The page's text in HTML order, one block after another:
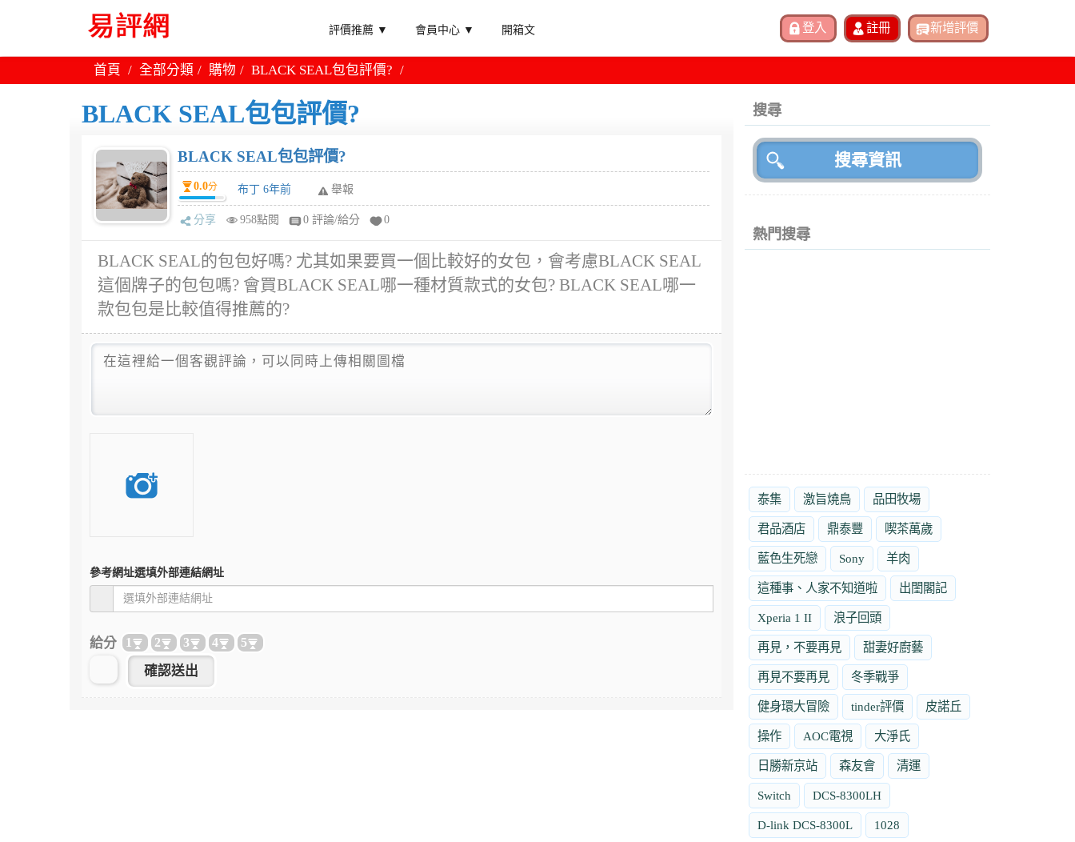
評價推薦 ▼ 會員中心 ▼ 開箱文
首頁 全部分類 購物 BLACK SEAL包包評價?
BLACK SEAL包包評價?
BLACK SEAL包包評價?
0.0分 布丁 6年前 舉報
分享 958點閱 0 評論/給分 0
BLACK SEAL的包包好嗎? 尤其如果要買一個比較好的女包，會考慮BLACK SEAL
這個牌子的包包嗎? 會買BLACK SEAL哪一種材質款式的女包? BLACK SEAL哪一
款包包是比較值得推薦的?
參考網址選填外部連結網址
給分 1 2 3 4 5
搜尋
熱門搜尋
泰集 激旨燒鳥 品田牧場
君品酒店 鼎泰豐 喫茶萬歲
藍色生死戀 Sony 羊肉
這種事、人家不知道啦 出閨閣記
Xperia 1 II 浪子回頭
再見，不要再見 甜妻好廚藝
再見不要再見 冬季戰爭
健身環大冒險 tinder評價 皮諾丘
操作 AOC電視 大淨氏
日勝新京站 森友會 清運
Switch DCS-8300LH
D-link DCS-8300L 1028